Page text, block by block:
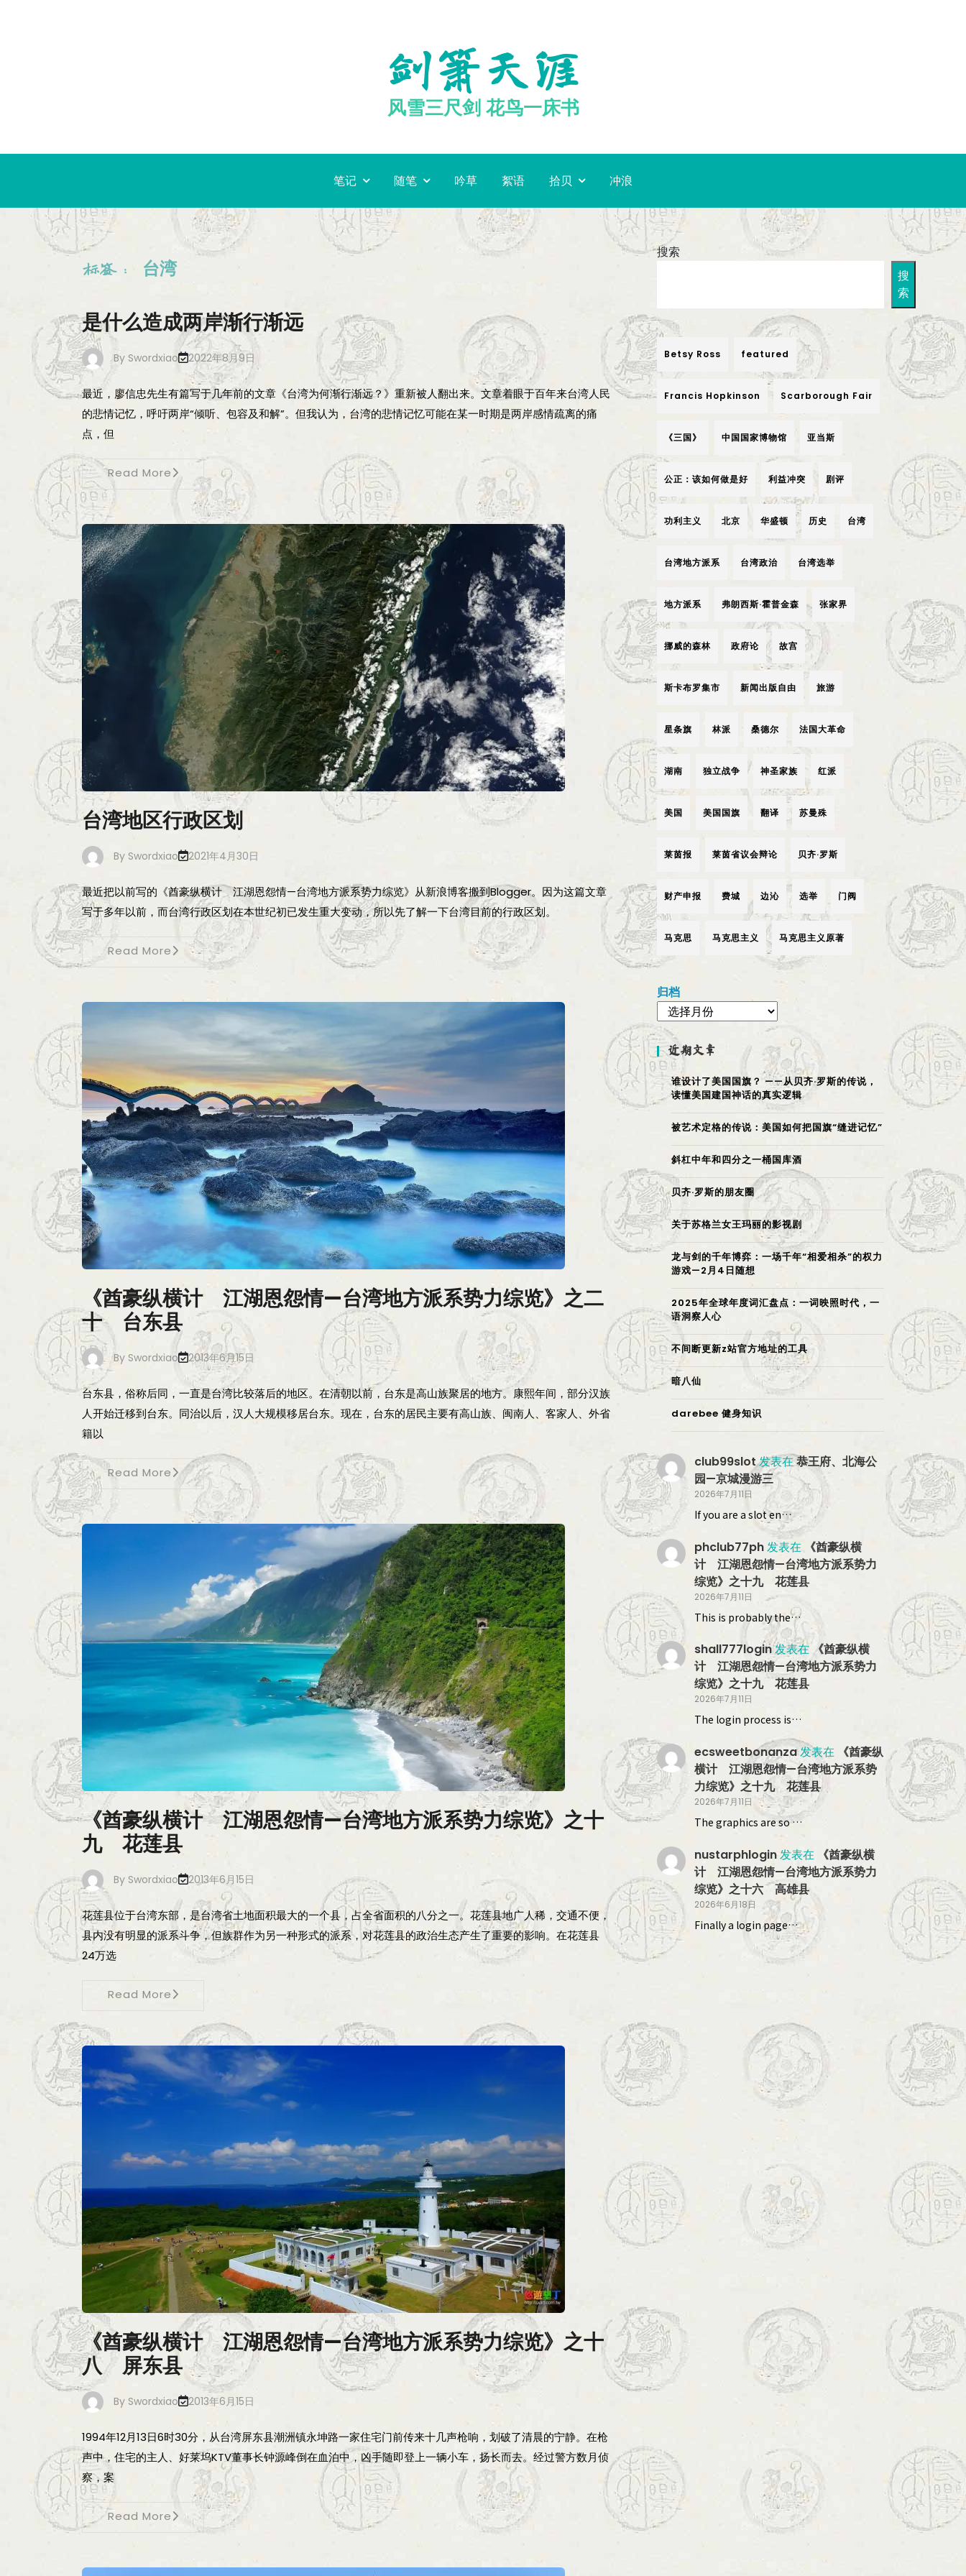
剑箫天涯
风雪三尺剑 花鸟一床书
笔记 随笔 吟草 絮语 拾贝 冲浪
标签： 台湾
是什么造成两岸渐行渐远
By Swordxiao 2022年8月9日
最近，廖信忠先生有篇写于几年前的文章《台湾为何渐行渐远？》重新被人翻出来。文章着眼于百年来台湾人民
的悲情记忆，呼吁两岸“倾听、包容及和解”。但我认为，台湾的悲情记忆可能在某一时期是两岸感情疏离的痛
点，但
Read More
台湾地区行政区划
By Swordxiao 2021年4月30日
最近把以前写的《酋豪纵横计 江湖恩怨情—台湾地方派系势力综览》从新浪博客搬到Blogger。因为这篇文章
写于多年以前，而台湾行政区划在本世纪初已发生重大变动，所以先了解一下台湾目前的行政区划。
Read More
《酋豪纵横计 江湖恩怨情—台湾地方派系势力综览》之二
十 台东县
By Swordxiao 2013年6月15日
台东县，俗称后同，一直是台湾比较落后的地区。在清朝以前，台东是高山族聚居的地方。康熙年间，部分汉族
人开始迁移到台东。同治以后，汉人大规模移居台东。现在，台东的居民主要有高山族、闽南人、客家人、外省
籍以
Read More
《酋豪纵横计 江湖恩怨情—台湾地方派系势力综览》之十
九 花莲县
By Swordxiao 2013年6月15日
花莲县位于台湾东部，是台湾省土地面积最大的一个县，占全省面积的八分之一。花莲县地广人稀，交通不便，
县内没有明显的派系斗争，但族群作为另一种形式的派系，对花莲县的政治生态产生了重要的影响。在花莲县
24万选
Read More
《酋豪纵横计 江湖恩怨情—台湾地方派系势力综览》之十
八 屏东县
By Swordxiao 2013年6月15日
1994年12月13日6时30分，从台湾屏东县潮洲镇永坤路一家住宅门前传来十几声枪响，划破了清晨的宁静。在枪
声中，住宅的主人、好莱坞KTV董事长钟源峰倒在血泊中，凶手随即登上一辆小车，扬长而去。经过警方数月侦
察，案
Read More
搜索
搜
索
Betsy Ross featured
Francis Hopkinson Scarborough Fair
《三国》 中国国家博物馆 亚当斯
公正：该如何做是好 利益冲突 剧评
功利主义 北京 华盛顿 历史 台湾
台湾地方派系 台湾政治 台湾选举
地方派系 弗朗西斯·霍普金森 张家界
挪威的森林 政府论 故宫
斯卡布罗集市 新闻出版自由 旅游
星条旗 林派 桑德尔 法国大革命
湖南 独立战争 神圣家族 红派
美国 美国国旗 翻译 苏曼殊
莱茵报 莱茵省议会辩论 贝齐·罗斯
财产申报 费城 边沁 选举 门阀
马克思 马克思主义 马克思主义原著
归档
近期文章
谁设计了美国国旗？ ——从贝齐·罗斯的传说，
读懂美国建国神话的真实逻辑
被艺术定格的传说：美国如何把国旗“缝进记忆”
斜杠中年和四分之一桶国库酒
贝齐·罗斯的朋友圈
关于苏格兰女王玛丽的影视剧
龙与剑的千年博弈：一场千年“相爱相杀”的权力
游戏—2月4日随想
2025年全球年度词汇盘点：一词映照时代，一
语洞察人心
不间断更新z站官方地址的工具
暗八仙
darebee 健身知识
club99slot发表在恭王府、北海公
园—京城漫游三
2026年7月11日
If you are a slot en…
phclub77ph发表在 《酋豪纵横
计 江湖恩怨情—台湾地方派系势力
综览》之十九 花莲县
2026年7月11日
This is probably the…
shall777login发表在 《酋豪纵横
计 江湖恩怨情—台湾地方派系势力
综览》之十九 花莲县
2026年7月11日
The login process is…
ecsweetbonanza发表在 《酋豪纵
横计 江湖恩怨情—台湾地方派系势
力综览》之十九 花莲县
2026年7月11日
The graphics are so …
nustarphlogin发表在 《酋豪纵横
计 江湖恩怨情—台湾地方派系势力
综览》之十六 高雄县
2026年6月18日
Finally a login page…